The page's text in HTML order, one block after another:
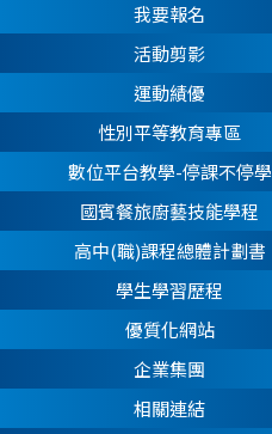
我要報名
活動剪影
運動績優
性別平等教育專區
數位平台教學-停課不停學
國賓餐旅廚藝技能學程
高中(職)課程總體計劃書
學生學習歷程
優質化網站
企業集團
相關連結